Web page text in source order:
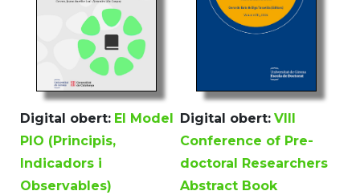
Digital obert: El Model
PIO (Principis,
Indicadors i
Observables)
Digital obert: VIII
Conference of Pre-
doctoral Researchers
Abstract Book